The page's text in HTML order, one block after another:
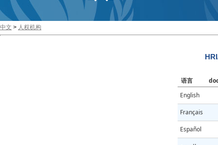
中文 > 人权机构
语言
English
Français
Español